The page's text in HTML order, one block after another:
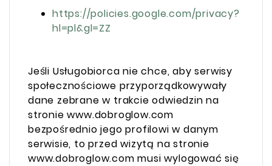
https://policies.google.com/privacy?
hl=pl&gl=ZZ
Jeśli Usługobiorca nie chce, aby serwisy
społecznościowe przyporządkowywały
dane zebrane w trakcie odwiedzin na
stronie www.dobroglow.com
bezpośrednio jego profilowi w danym
serwisie, to przed wizytą na stronie
www.dobroglow.com musi wylogować się